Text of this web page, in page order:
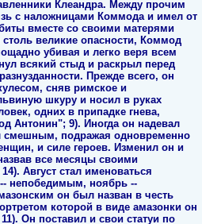
Клеандра. Между прочим
с наложницами Коммода и имел от
вместе со своими матерями
великие опасности, Коммод
убивая и легко веря всем
всякий стыд и раскрыл перед
Прежде всего, он
сняв римское и
шкуру и носил в руках
одних в припадке гнева,
Антонин"; 9). Иногда он надевал
смешным, подражая одновременно
и силе героев. Изменил он и
все месяцы своими
Август стал именоваться
непобедимым, ноябрь --
он был назван в честь
которой в виде амазонки он
Он поставил и свои статуи по